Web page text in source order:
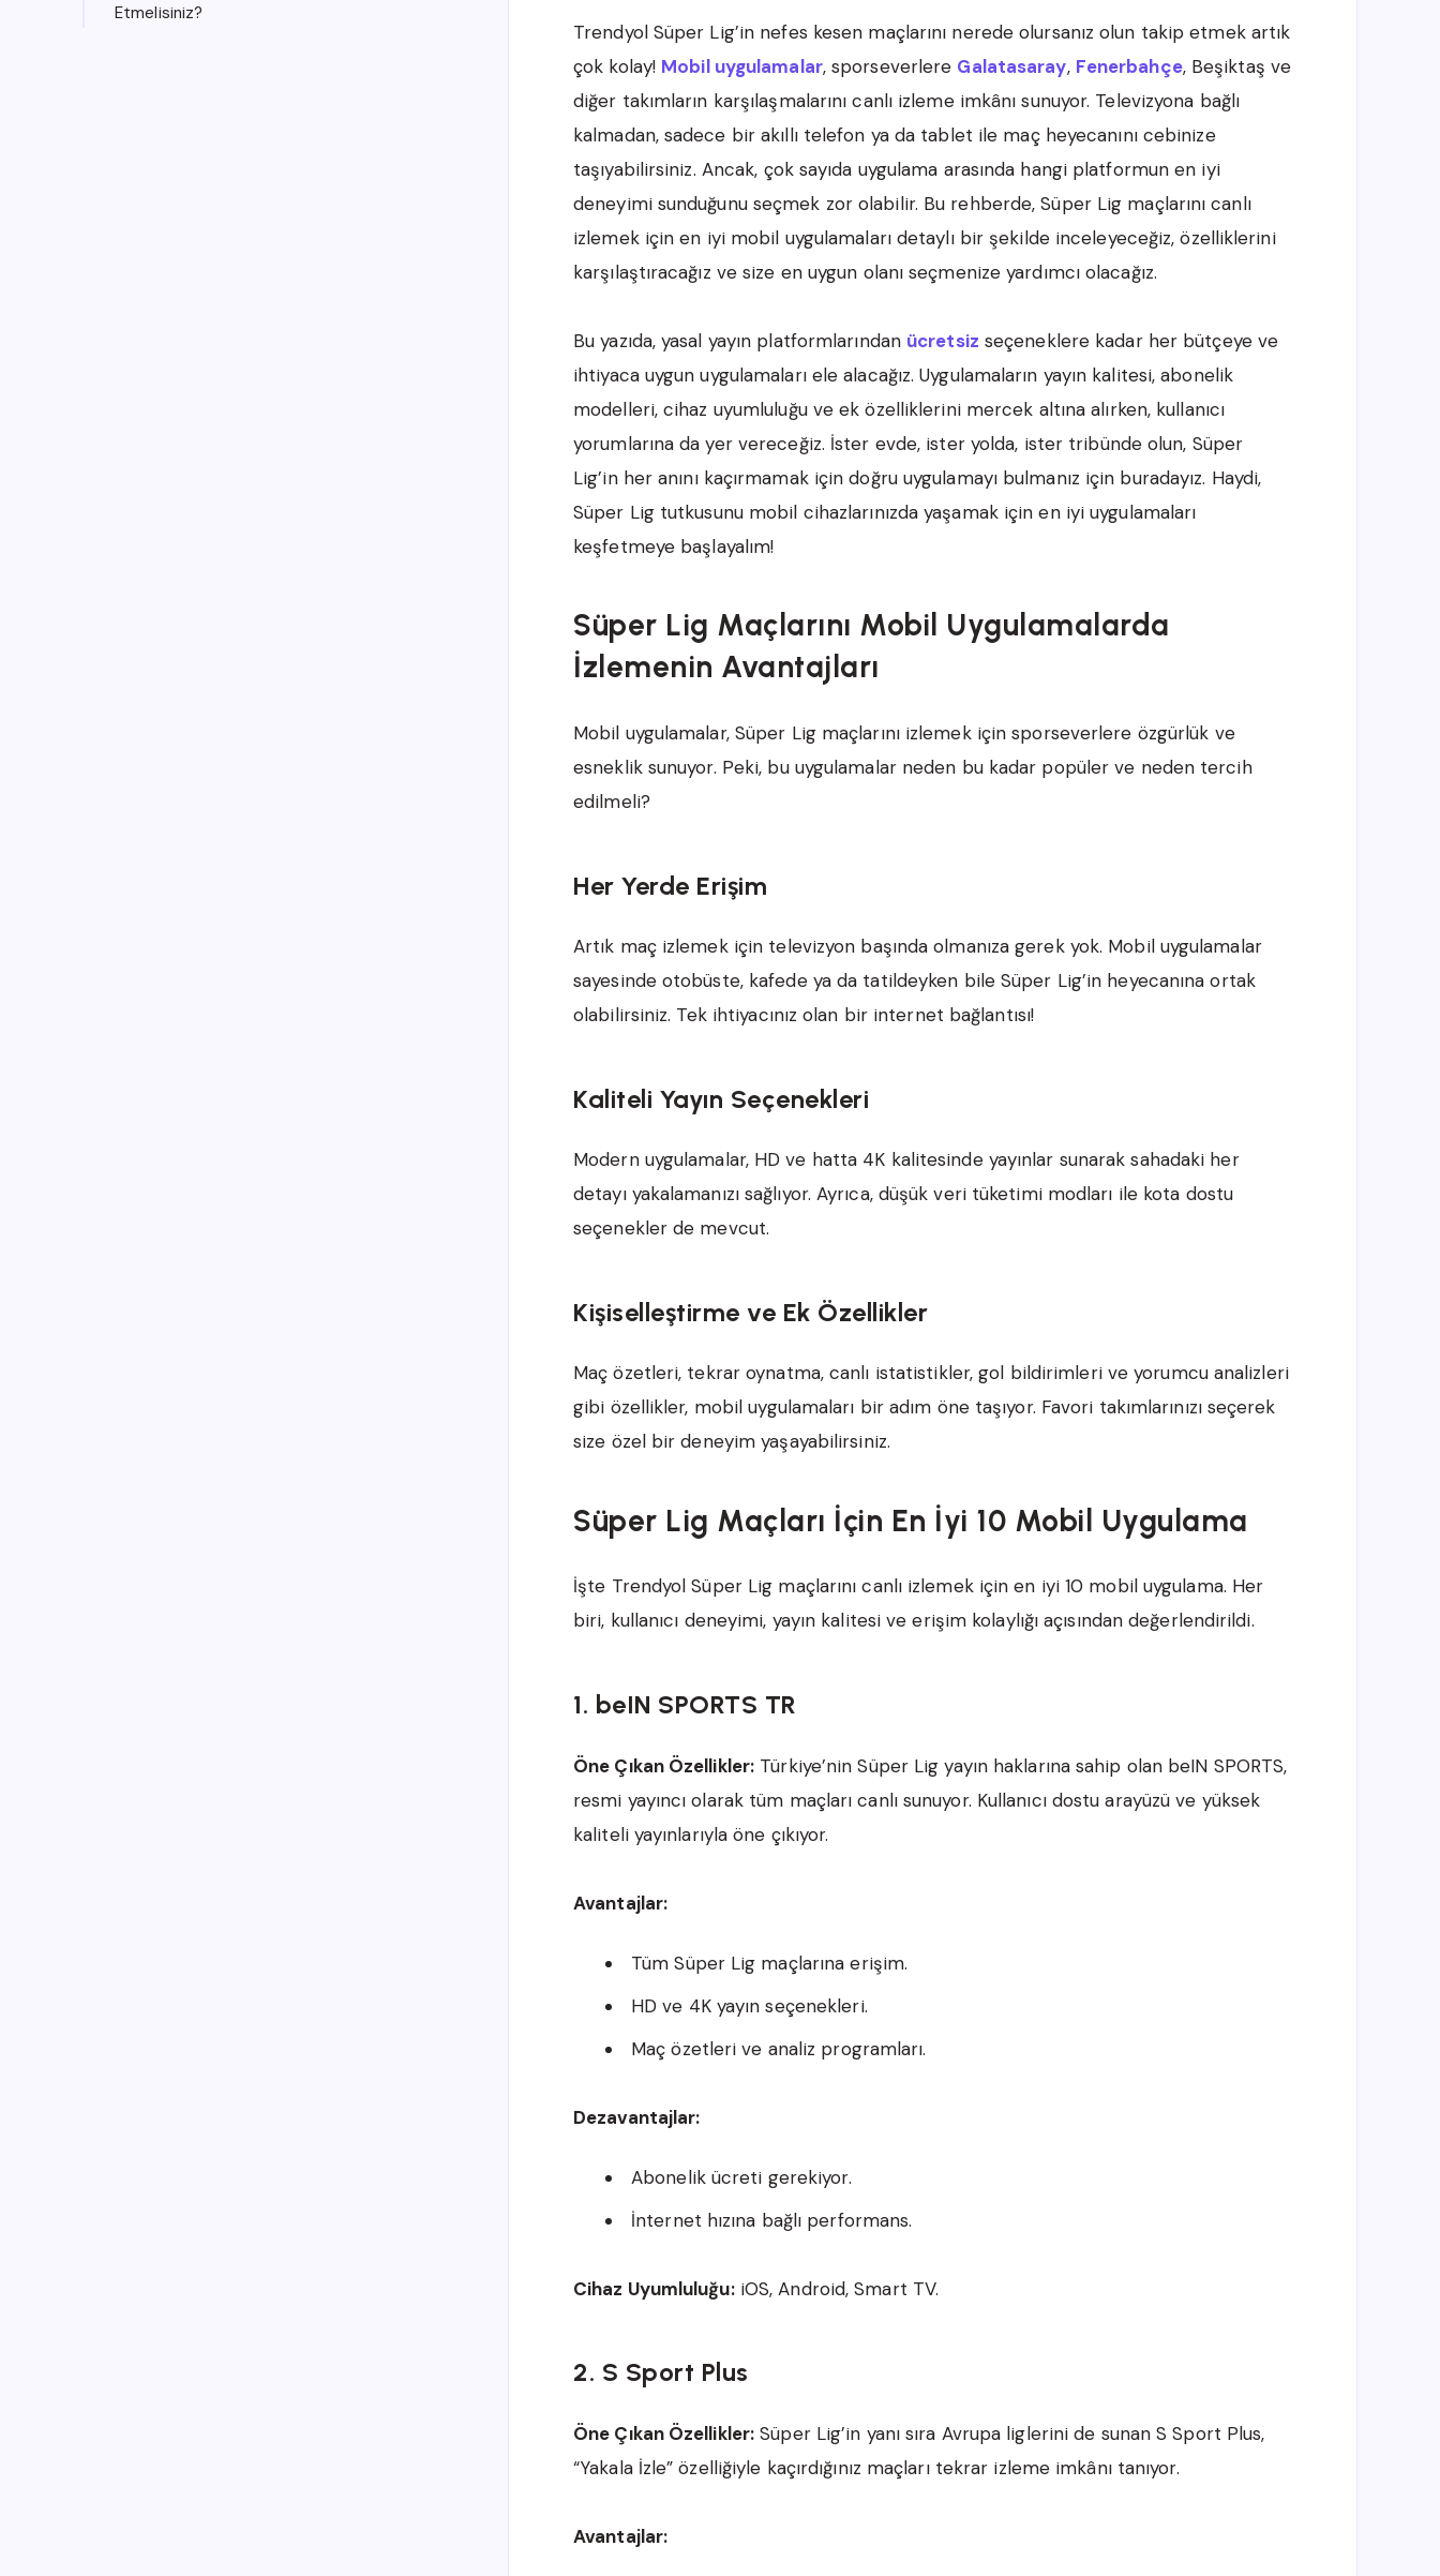
Trendyol Süper Lig’in nefes kesen maçlarını nerede olursanız olun takip etmek artık
çok kolay! Mobil uygulamalar, sporseverlere Galatasaray, Fenerbahçe, Beşiktaş ve
diğer takımların karşılaşmalarını canlı izleme imkânı sunuyor. Televizyona bağlı
kalmadan, sadece bir akıllı telefon ya da tablet ile maç heyecanını cebinize
taşıyabilirsiniz. Ancak, çok sayıda uygulama arasında hangi platformun en iyi
deneyimi sunduğunu seçmek zor olabilir. Bu rehberde, Süper Lig maçlarını canlı
izlemek için en iyi mobil uygulamaları detaylı bir şekilde inceleyeceğiz, özelliklerini
karşılaştıracağız ve size en uygun olanı seçmenize yardımcı olacağız.
Bu yazıda, yasal yayın platformlarından ücretsiz seçeneklere kadar her bütçeye ve
ihtiyaca uygun uygulamaları ele alacağız. Uygulamaların yayın kalitesi, abonelik
modelleri, cihaz uyumluluğu ve ek özelliklerini mercek altına alırken, kullanıcı
yorumlarına da yer vereceğiz. İster evde, ister yolda, ister tribünde olun, Süper
Lig’in her anını kaçırmamak için doğru uygulamayı bulmanız için buradayız. Haydi,
Süper Lig tutkusunu mobil cihazlarınızda yaşamak için en iyi uygulamaları
keşfetmeye başlayalım!
Süper Lig Maçlarını Mobil Uygulamalarda
İzlemenin Avantajları
Mobil uygulamalar, Süper Lig maçlarını izlemek için sporseverlere özgürlük ve
esneklik sunuyor. Peki, bu uygulamalar neden bu kadar popüler ve neden tercih
edilmeli?
Her Yerde Erişim
Artık maç izlemek için televizyon başında olmanıza gerek yok. Mobil uygulamalar
sayesinde otobüste, kafede ya da tatildeyken bile Süper Lig’in heyecanına ortak
olabilirsiniz. Tek ihtiyacınız olan bir internet bağlantısı!
Kaliteli Yayın Seçenekleri
Modern uygulamalar, HD ve hatta 4K kalitesinde yayınlar sunarak sahadaki her
detayı yakalamanızı sağlıyor. Ayrıca, düşük veri tüketimi modları ile kota dostu
seçenekler de mevcut.
Kişiselleştirme ve Ek Özellikler
Maç özetleri, tekrar oynatma, canlı istatistikler, gol bildirimleri ve yorumcu analizleri
gibi özellikler, mobil uygulamaları bir adım öne taşıyor. Favori takımlarınızı seçerek
size özel bir deneyim yaşayabilirsiniz.
Süper Lig Maçları İçin En İyi 10 Mobil Uygulama
İşte Trendyol Süper Lig maçlarını canlı izlemek için en iyi 10 mobil uygulama. Her
biri, kullanıcı deneyimi, yayın kalitesi ve erişim kolaylığı açısından değerlendirildi.
1. beIN SPORTS TR
Öne Çıkan Özellikler: Türkiye’nin Süper Lig yayın haklarına sahip olan beIN SPORTS,
resmi yayıncı olarak tüm maçları canlı sunuyor. Kullanıcı dostu arayüzü ve yüksek
kaliteli yayınlarıyla öne çıkıyor.
Avantajlar:
Tüm Süper Lig maçlarına erişim.
HD ve 4K yayın seçenekleri.
Maç özetleri ve analiz programları.
Dezavantajlar:
Abonelik ücreti gerekiyor.
İnternet hızına bağlı performans.
Cihaz Uyumluluğu:iOS, Android, Smart TV.
2. S Sport Plus
Öne Çıkan Özellikler: Süper Lig’in yanı sıra Avrupa liglerini de sunan S Sport Plus,
“Yakala İzle” özelliğiyle kaçırdığınız maçları tekrar izleme imkânı tanıyor.
Avantajlar:
Etmelisiniz?